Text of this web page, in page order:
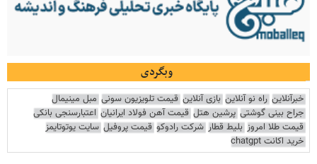
وبگردی
خبرآنلاین راه نو آنلاین بازی آنلاین قیمت تلویزیون سونی مبل مینیمال
جراح بینی گوشتی پرشین هتل قیمت آهن فولاد ایرانیان اعتبارسنجی بانکی
قیمت طلا امروز بلیط قطار شرکت رادوکو قیمت پروفیل سایت یوتوتایمز
خرید اکانت chatgpt